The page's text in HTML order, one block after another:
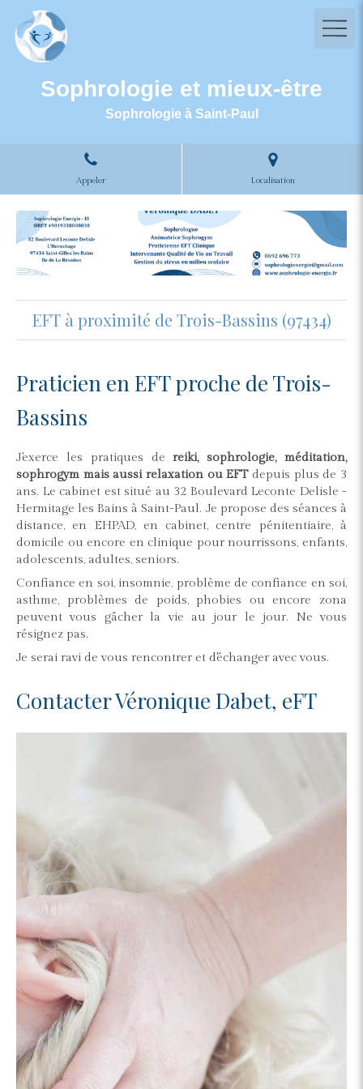
Sophrologie et mieux-être
Sophrologie à Saint-Paul
Appeler Localisation
EFT à proximité de Trois-Bassins (97434)
Praticien en EFT proche de Trois-
Bassins
J'exerce les pratiques dereiki, sophrologie, méditation,
sophrogym mais aussi relaxation ou EFTdepuis plus de 3
ans. Le cabinet est situé au 32 Boulevard Leconte Delisle -
Hermitage les Bains à Saint-Paul. Je propose des séances à
distance, en EHPAD, en cabinet, centre pénitentiaire, à
domicile ou encore en clinique pour nourrissons, enfants,
adolescents, adultes, seniors.
Confiance en soi, insomnie, problème de confiance en soi,
asthme, problèmes de poids, phobies ou encore zona
peuvent vous gâcher la vie au jour le jour. Ne vous
résignez pas.
Je serai ravi de vous rencontrer et d'échanger avec vous.
Contacter Véronique Dabet, eFT